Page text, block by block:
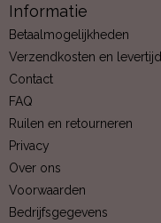
Informatie
Betaalmogelijkheden
Verzendkosten en levertijd
Contact
FAQ
Ruilen en retourneren
Privacy
Over ons
Voorwaarden
Bedrijfsgegevens